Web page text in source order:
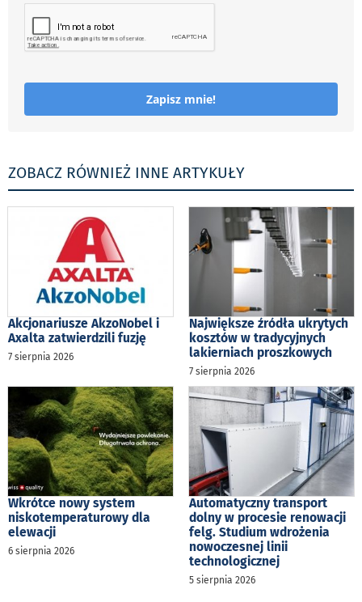
Zapisz mnie!
ZOBACZ RÓWNIEŻ INNE ARTYKUŁY
Akcjonariusze AkzoNobel i
Axalta zatwierdzili fuzję
7 sierpnia 2026
Największe źródła ukrytych
kosztów w tradycyjnych
lakierniach proszkowych
7 sierpnia 2026
Wkrótce nowy system
niskotemperaturowy dla
elewacji
6 sierpnia 2026
Automatyczny transport
dolny w procesie renowacji
felg. Studium wdrożenia
nowoczesnej linii
technologicznej
5 sierpnia 2026